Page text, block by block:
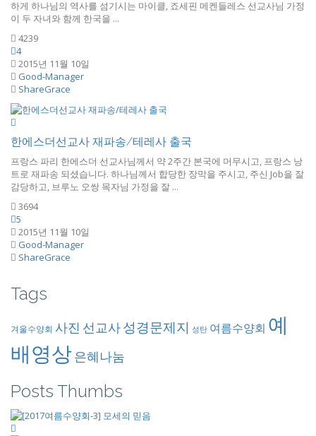
하게 하나님의 역사를 섬기시는 마이클, 죠세핀 메켄들레스 선교사님 가정
이 두 자녀와 함께 한국을 ...
4239
4
2015년 11월 10일
Good-Manager
ShareGrace
한에스더선교사 재파송/테레사 출국
프랑스 파리 한에스더 선교사님께서 약 2주간 본국에 머무시고, 프랑스 낭
트로 재파송 되셨습니다. 하나님께서 합당한 장막을 주시고, 주신 Job을 잘
감당하고, 브루노 오쌍 목자님 가정을 잘 ...
3694
5
2015년 11월 10일
Good-Manager
ShareGrace
Tags
겨울수양회 사진 선교사성경문제지 성탄 여름수양회 예
배영상은혜나눔
Posts Thumbs